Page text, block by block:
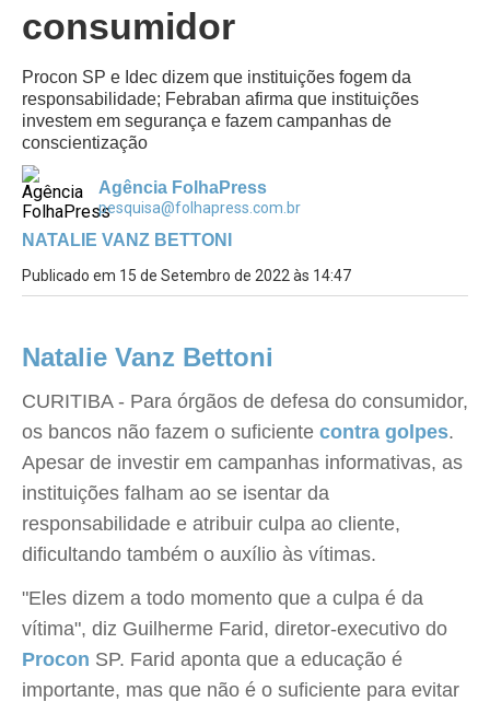
consumidor
Procon SP e Idec dizem que instituições fogem da
responsabilidade; Febraban afirma que instituições
investem em segurança e fazem campanhas de
conscientização
Agência FolhaPress
pesquisa@folhapress.com.br
NATALIE VANZ BETTONI
Publicado em 15 de Setembro de 2022 às 14:47
Natalie Vanz Bettoni
CURITIBA - Para órgãos de defesa do consumidor,
os bancos não fazem o suficiente contra golpes.
Apesar de investir em campanhas informativas, as
instituições falham ao se isentar da
responsabilidade e atribuir culpa ao cliente,
dificultando também o auxílio às vítimas.
"Eles dizem a todo momento que a culpa é da
vítima", diz Guilherme Farid, diretor-executivo do
Procon SP. Farid aponta que a educação é
importante, mas que não é o suficiente para evitar